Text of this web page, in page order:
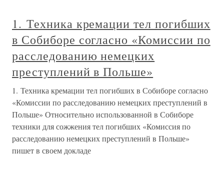
1. Техника кремации тел погибших
в Собиборе согласно «Комиссии по
расследованию немецких
преступлений в Польше»
1. Техника кремации тел погибших в Собиборе согласно
«Комиссии по расследованию немецких преступлений в
Польше» Относительно использованной в Собиборе
техники для сожжения тел погибших «Комиссия по
расследованию немецких преступлений в Польше»
пишет в своем докладе